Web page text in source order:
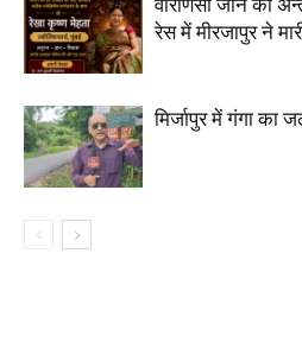
वाराणसी जोन की
रेस में मीरजापुर ने
मिर्जापुर में गंगा का